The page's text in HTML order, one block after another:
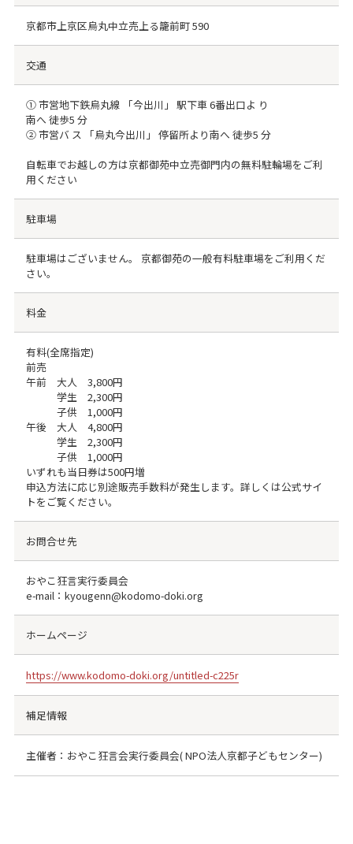
京都市上京区烏丸中立売上る籠前町 590
交通
① 市営地下鉄烏丸線 「今出川」 駅下車 6番出口よ り
南へ 徒歩5 分
② 市営バ ス 「烏丸今出川」 停留所より南へ 徒歩5 分
自転車でお越しの方は京都御苑中立売御門内の無料駐輪場をご利
用ください
駐車場
駐車場はございません。 京都御苑の一般有料駐車場をご利用くだ
さい。
料金
有料(全席指定)
前売
午前 大人 3,800円
学生 2,300円
子供 1,000円
午後 大人 4,800円
学生 2,300円
子供 1,000円
いずれも当日券は500円増
申込方法に応じ別途販売手数料が発生します。詳しくは公式サイ
トをご覧ください。
お問合せ先
おやこ狂言実行委員会
e-mail：kyougenn@kodomo-doki.org
ホームページ
https://www.kodomo-doki.org/untitled-c225r
補足情報
主催者：おやこ狂言会実行委員会( NPO法人京都子どもセンター)